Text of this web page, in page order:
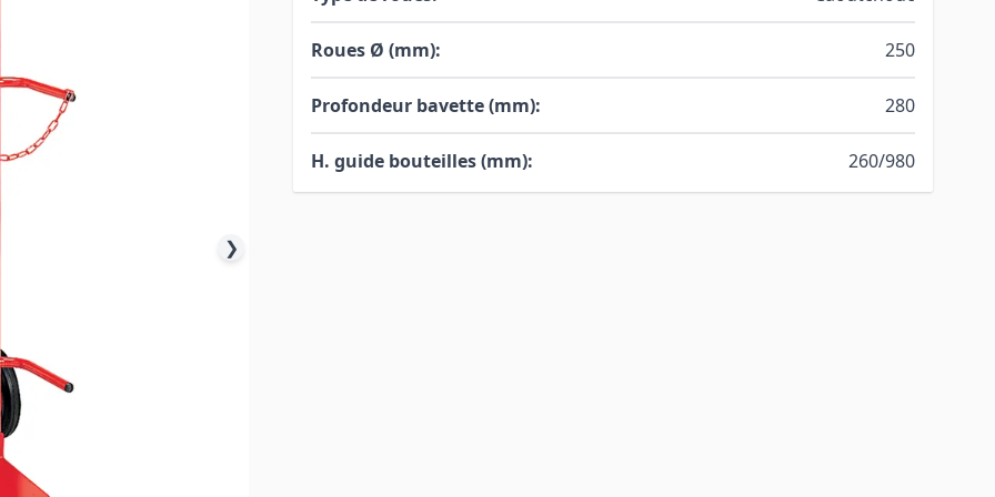
Roues Ø (mm): 250
Profondeur bavette (mm): 280
H. guide bouteilles (mm): 260/980
❯